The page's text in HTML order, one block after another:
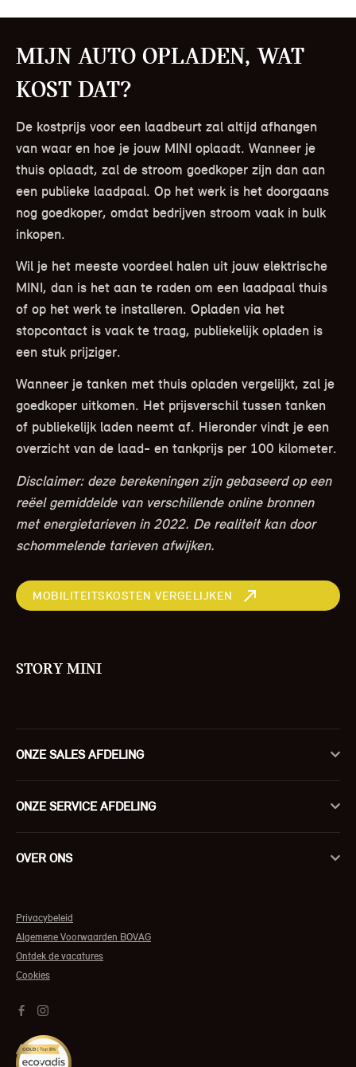
Mijn auto opladen, wat
kost dat?
De kostprijs voor een laadbeurt zal altijd afhangen
van waar en hoe je jouw MINI oplaadt. Wanneer je
thuis oplaadt, zal de stroom goedkoper zijn dan aan
een publieke laadpaal. Op het werk is het doorgaans
nog goedkoper, omdat bedrijven stroom vaak in bulk
inkopen.
Wil je het meeste voordeel halen uit jouw elektrische
MINI, dan is het aan te raden om een laadpaal thuis
of op het werk te installeren. Opladen via het
stopcontact is vaak te traag, publiekelijk opladen is
een stuk prijziger.
Wanneer je tanken met thuis opladen vergelijkt, zal je
goedkoper uitkomen. Het prijsverschil tussen tanken
of publiekelijk laden neemt af. Hieronder vindt je een
overzicht van de laad- en tankprijs per 100 kilometer.
Disclaimer: deze berekeningen zijn gebaseerd op een
reëel gemiddelde van verschillende online bronnen
met energietarieven in 2022. De realiteit kan door
schommelende tarieven afwijken.
MOBILITEITSKOSTEN VERGELIJKEN
STORY MINI
ONZE SALES AFDELING
ONZE SERVICE AFDELING
OVER ONS
Privacybeleid
Algemene Voorwaarden BOVAG
Ontdek de vacatures
Cookies